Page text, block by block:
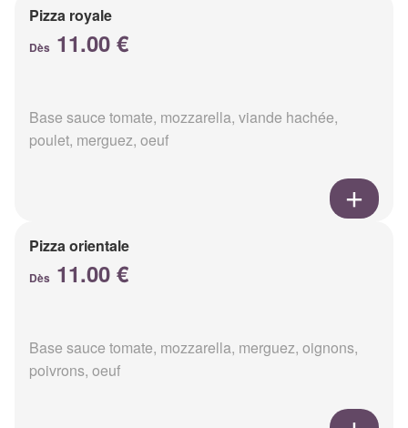
Pizza royale
Dès 11.00 €
Base sauce tomate, mozzarella, viande hachée,
poulet, merguez, oeuf
Pizza orientale
Dès 11.00 €
Base sauce tomate, mozzarella, merguez, oignons,
poivrons, oeuf